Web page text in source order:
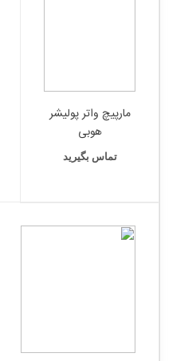
مارپیچ واتر پولیشر
هوبی
تماس بگیرید